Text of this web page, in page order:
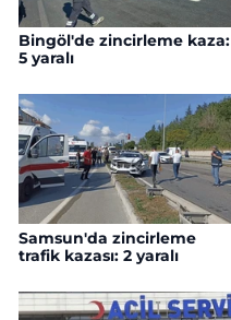
Bingöl'de zincirleme kaza:
5 yaralı
Samsun'da zincirleme
trafik kazası: 2 yaralı